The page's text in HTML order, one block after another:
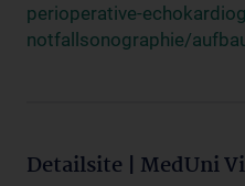
perioperative-
notfallsonographie/
Detailsite | MedUni